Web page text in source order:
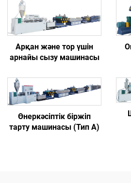
Арқан және тор үшін
арнайы сызу машинасы
Өнеркәсіптік біржіп
тарту машинасы (Тип A)